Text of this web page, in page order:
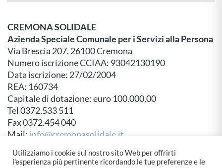
CREMONA SOLIDALE
Azienda Speciale Comunale per i Servizi alla Persona
Via Brescia 207, 26100 Cremona
Numero iscrizione CCIAA: 93042130190
Data iscrizione: 27/02/2004
REA: 160734
Capitale di dotazione: euro 100.000,00
Tel 0372.533 511
Fax 0372.454 040
Mail: info@cremonasolidale.it
Utilizziamo i cookie sul nostro sito Web per offrirti
l'esperienza più pertinente ricordando le tue preferenze e le